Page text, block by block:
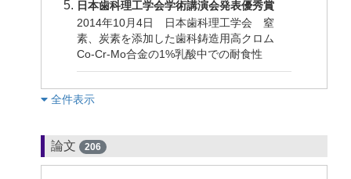
日本歯科理工学会学術講演会発表優秀賞
2014年10月4日 日本歯科理工学会 窒
素、炭素を添加した歯科鋳造用高クロム
Co-Cr-Mo合金の1%乳酸中での耐食性
︎全件表示
論文 206